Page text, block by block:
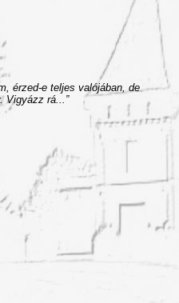
érzed-e teljes valójában, de
Vigyázz rá...”